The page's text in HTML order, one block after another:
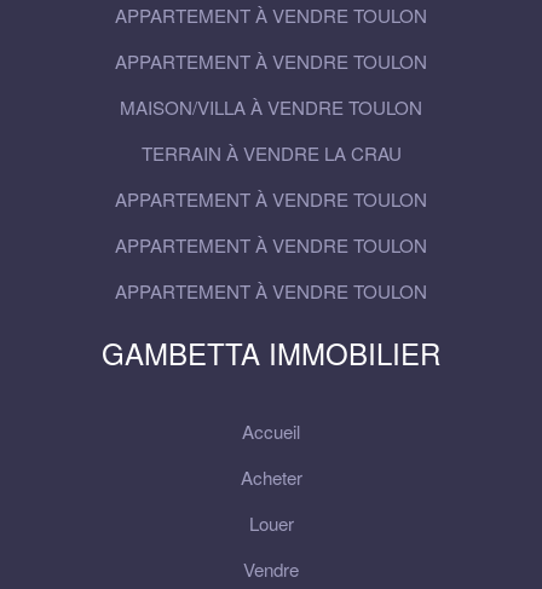
APPARTEMENT À VENDRE TOULON
APPARTEMENT À VENDRE TOULON
MAISON/VILLA À VENDRE TOULON
TERRAIN À VENDRE LA CRAU
APPARTEMENT À VENDRE TOULON
APPARTEMENT À VENDRE TOULON
APPARTEMENT À VENDRE TOULON
GAMBETTA IMMOBILIER
Accueil
Acheter
Louer
Vendre